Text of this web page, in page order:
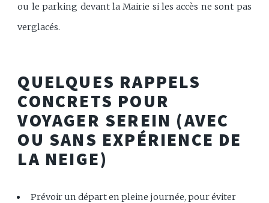
ou le parking devant la Mairie si les accès ne sont pas
verglacés.
QUELQUES RAPPELS
CONCRETS POUR
VOYAGER SEREIN (AVEC
OU SANS EXPÉRIENCE DE
LA NEIGE)
Prévoir un départ en pleine journée, pour éviter